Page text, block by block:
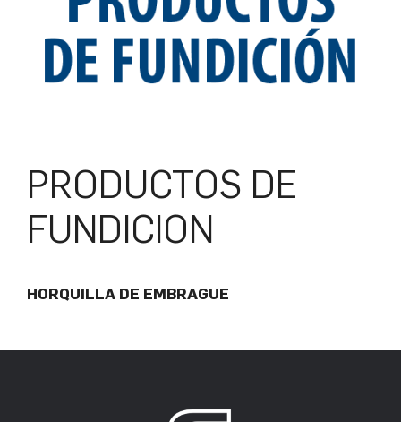
PRODUCTOS DE
FUNDICION
HORQUILLA DE EMBRAGUE